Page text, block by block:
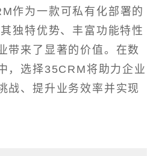
作为一款可私有化部署的
独特优势、丰富功能特性
带来了显著的价值。在数
，选择35CRM将助力企业
战、提升业务效率并实现